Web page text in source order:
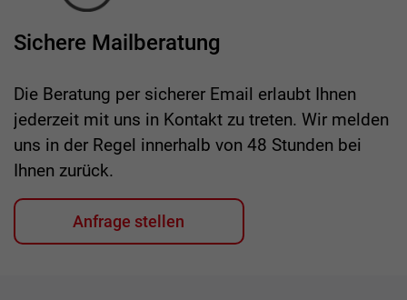
Sichere Mailberatung
Die Beratung per sicherer Email erlaubt Ihnen
jederzeit mit uns in Kontakt zu treten. Wir melden
uns in der Regel innerhalb von 48 Stunden bei
Ihnen zurück.
Anfrage stellen